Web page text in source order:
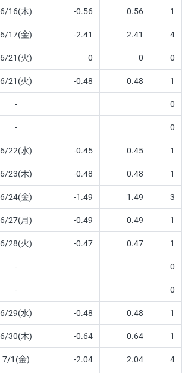
6/16(木) -0.56 0.56 1
6/17(金) -2.41 2.41 4
6/21(火) 0 0 0
6/21(火) -0.48 0.48 1
- 0
- 0
6/22(水) -0.45 0.45 1
6/23(木) -0.48 0.48 1
6/24(金) -1.49 1.49 3
6/27(月) -0.49 0.49 1
6/28(火) -0.47 0.47 1
- 0
- 0
6/29(水) -0.48 0.48 1
6/30(木) -0.64 0.64 1
7/1(金) -2.04 2.04 4